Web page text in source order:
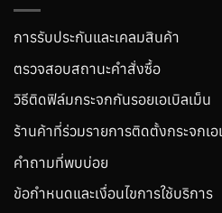
การรับประกันและเคลมสินค้า
ตรวจสอบสถานะคำสั่งซื้อ
วิธีติดฟิล์มกระจกกันรอยเอเบิลเม็น
ร้านค้าที่ร่วมรายการติดตั้งกระจกเอ
คำถามที่พบบ่อย
ข้อกำหนดและเงื่อนไขการใช้บริการ